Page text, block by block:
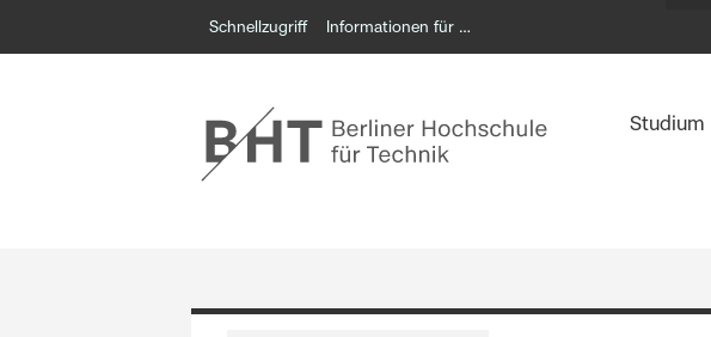
Schnellzugriff Informationen für …
Studium